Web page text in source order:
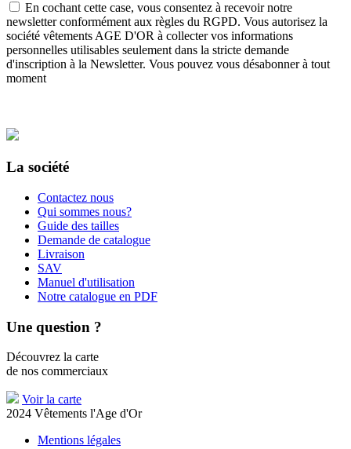
En cochant cette case, vous consentez à recevoir notre
newsletter conformément aux règles du RGPD. Vous autorisez la
société vêtements AGE D'OR à collecter vos informations
personnelles utilisables seulement dans la stricte demande
d'inscription à la Newsletter. Vous pouvez vous désabonner à tout
moment
La société
Contactez nous
Qui sommes nous?
Guide des tailles
Demande de catalogue
Livraison
SAV
Manuel d'utilisation
Notre catalogue en PDF
Une question ?
Découvrez la carte
de nos commerciaux
Voir la carte
2024 Vêtements l'Age d'Or
Mentions légales